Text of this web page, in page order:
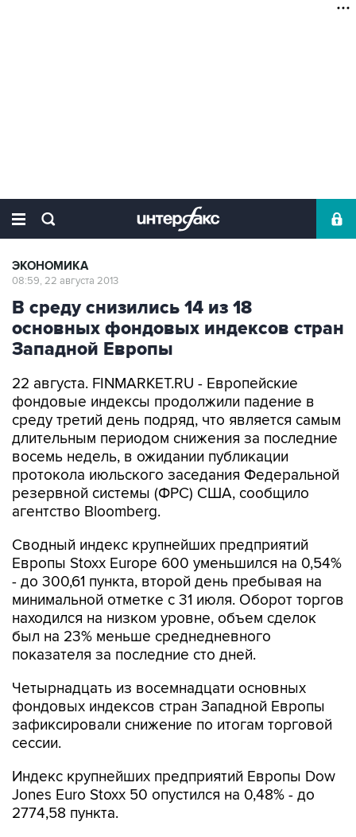
ЭКОНОМИКА
08:59, 22 августа 2013
В среду снизились 14 из 18
основных фондовых индексов стран
Западной Европы
22 августа. FINMARKET.RU - Европейские
фондовые индексы продолжили падение в
среду третий день подряд, что является самым
длительным периодом снижения за последние
восемь недель, в ожидании публикации
протокола июльского заседания Федеральной
резервной системы (ФРС) США, сообщило
агентство Bloomberg.
Сводный индекс крупнейших предприятий
Европы Stoxx Europe 600 уменьшился на 0,54%
- до 300,61 пункта, второй день пребывая на
минимальной отметке с 31 июля. Оборот торгов
находился на низком уровне, объем сделок
был на 23% меньше среднедневного
показателя за последние сто дней.
Четырнадцать из восемнадцати основных
фондовых индексов стран Западной Европы
зафиксировали снижение по итогам торговой
сессии.
Индекс крупнейших предприятий Европы Dow
Jones Euro Stoxx 50 опустился на 0,48% - до
2774,58 пункта.